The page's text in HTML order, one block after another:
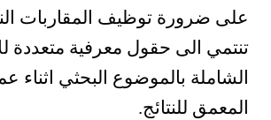
على ضرورة توظيف المقاربات
تنتمي الى حقول معرفية متعددة
الشاملة بالموضوع البحثي اثناء
المعمق للنتائج.